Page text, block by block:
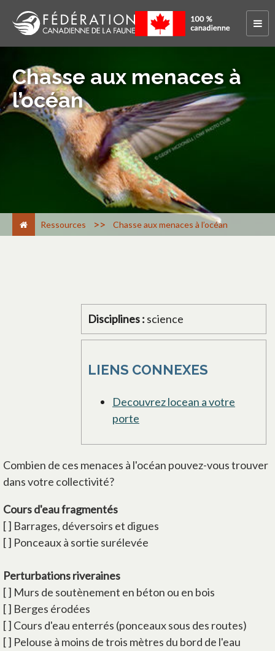
Chasse aux menaces à
l’océan
Ressources > Chasse aux menaces à l’océan
Disciplines : science
LIENS CONNEXES
Decouvrez locean a votre
porte
Combien de ces menaces à l'océan pouvez-vous trouver
dans votre collectivité?
Cours d'eau fragmentés
[ ] Barrages, déversoirs et digues
[ ] Ponceaux à sortie surélevée
Perturbations riveraines
[ ] Murs de soutènement en béton ou en bois
[ ] Berges érodées
[ ] Cours d'eau enterrés (ponceaux sous des routes)
[ ] Pelouse à moins de trois mètres du bord de l'eau